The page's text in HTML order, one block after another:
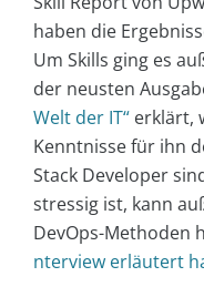
haben die
Um Skills ging es
der neusten
Welt der IT“ erklärt,
Kenntnisse für ihn
Stack Developer
stressig ist, kann
DevOps-Methoden
nterview erläutert